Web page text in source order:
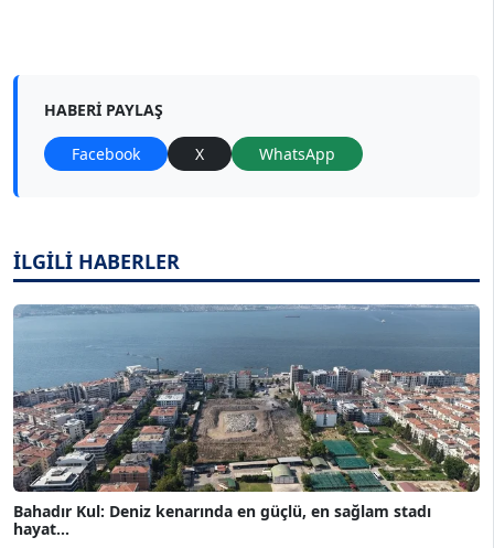
HABERI PAYLAŞ
Facebook X WhatsApp
İLGİLİ HABERLER
Bahadır Kul: Deniz kenarında en güçlü, en sağlam stadı
hayat...